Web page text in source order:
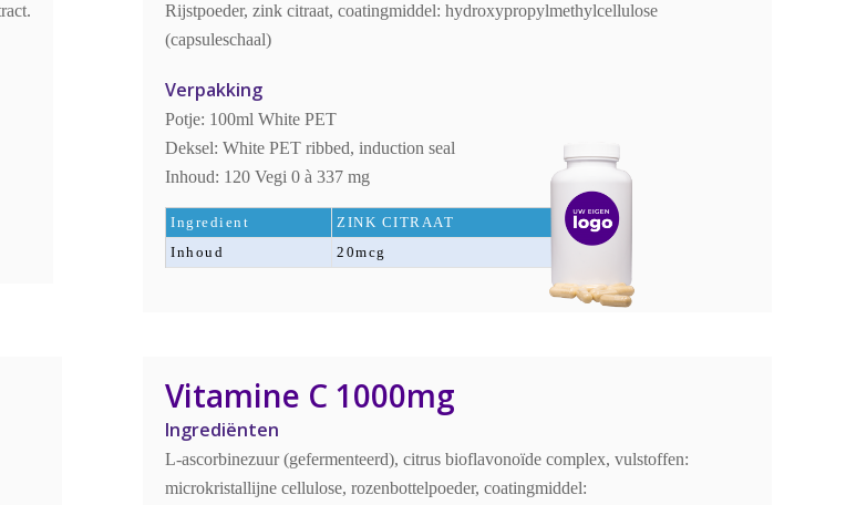
Rijstpoeder, zink citraat, coatingmiddel: hydroxypropylmethylcellulose
(capsuleschaal)
Verpakking
Potje: 100ml White PET
Deksel: White PET ribbed, induction seal
Inhoud: 120 Vegi 0 à 337 mg
Ingredient
ZINK CITRAAT
Inhoud
20mcg
Vitamine C 1000mg
Ingrediënten
L-ascorbinezuur (gefermenteerd), citrus bioflavonoïde complex, vulstoffen:
microkristallijne cellulose, rozenbottelpoeder, coatingmiddel: